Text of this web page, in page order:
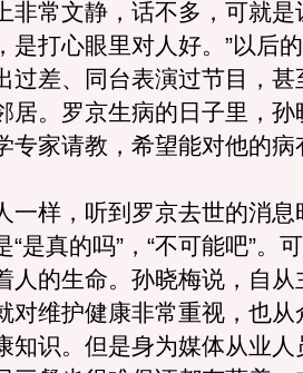
非常文静，话不多，可就是
是打心眼里对人好。”以后
过差、同台表演过节目，甚
居。罗京生病的日子里，孙
专家请教，希望能对他的病
样，听到罗京去世的消息
“是真的吗”，“不可能吧”。
人的生命。孙晓梅说，自从
对维护健康非常重视，也从
知识。但是身为媒体从业人